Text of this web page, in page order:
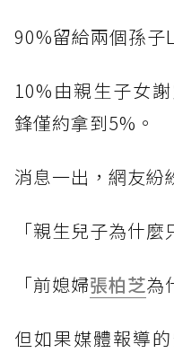
90%留給兩個孫子
10%由親生子女
鋒僅約拿到5%。
消息一出，網友紛
「親生兒子為什麼
「前媳婦張柏芝為
但如果媒體報導